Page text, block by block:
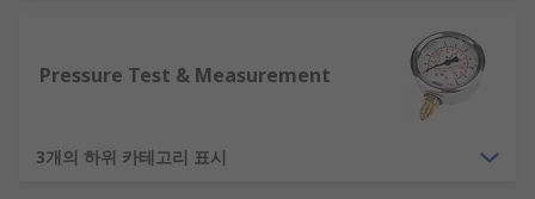
- general purpose instrument
measures voltage, current and resistance
Things to consider
Pressure Test & Measurement
3개의 하위 카테고리 표시